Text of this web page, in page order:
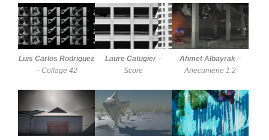
Luis Carlos Rodriguez
–Collage 42
Laure Catugier–
Score
Ahmet Albayrak–
Anecumene 1.2